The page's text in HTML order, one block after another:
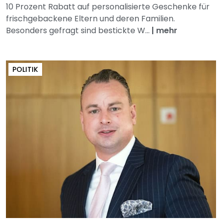
10 Prozent Rabatt auf personalisierte Geschenke für
frischgebackene Eltern und deren Familien.
Besonders gefragt sind bestickte W... | mehr
POLITIK